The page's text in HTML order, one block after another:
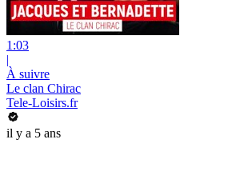
1:03
|
À suivre
Le clan Chirac
Tele-Loisirs.fr
il y a 5 ans